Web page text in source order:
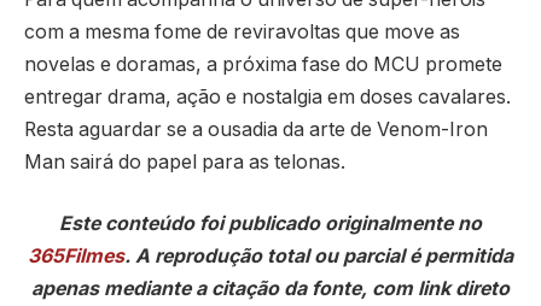
com a mesma fome de reviravoltas que move as
novelas e doramas, a próxima fase do MCU promete
entregar drama, ação e nostalgia em doses cavalares.
Resta aguardar se a ousadia da arte de Venom-Iron
Man sairá do papel para as telonas.
Este conteúdo foi publicado originalmente no
365Filmes. A reprodução total ou parcial é permitida
apenas mediante a citação da fonte, com link direto